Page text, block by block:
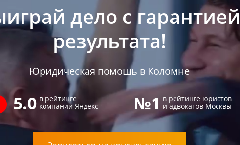
дело с гарантией
результата!
Юридическая помощь в Коломне
5.0 в рейтинге
компаний Яндекс
№1 в рейтинге юристов
и адвокатов Москвы